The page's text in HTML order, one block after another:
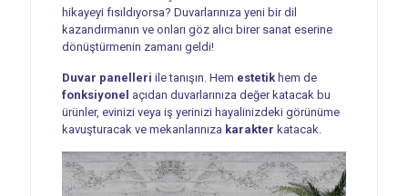
hikayeyi fısıldıyorsa? Duvarlarınıza yeni bir dil
kazandırmanın ve onları göz alıcı birer sanat eserine
dönüştürmenin zamanı geldi!
Duvar panelleri ile tanışın. Hem estetikhem de
fonksiyonel açıdan duvarlarınıza değer katacak bu
ürünler, evinizi veya iş yerinizi hayalinizdeki görünüme
kavuşturacak ve mekanlarınıza karakter katacak.